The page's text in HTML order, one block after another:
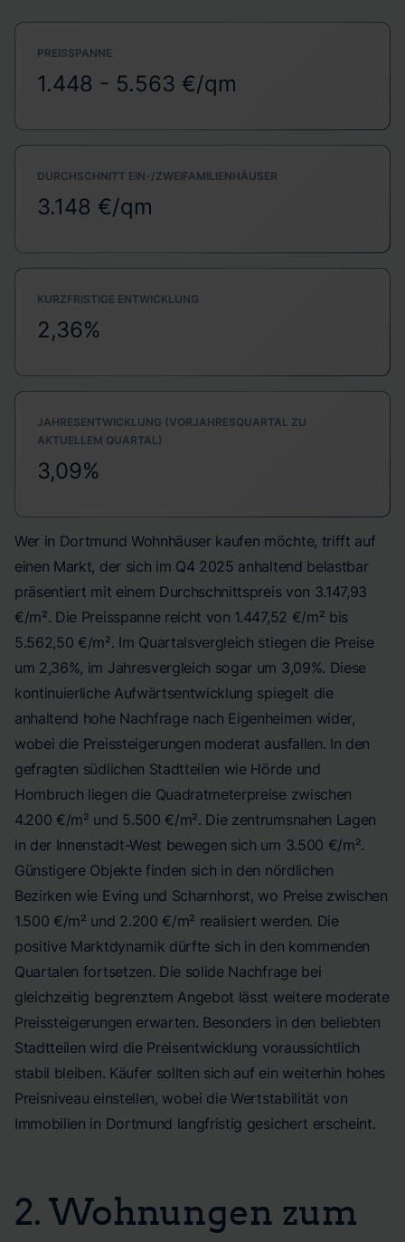
PREISSPANNE
1.448 - 5.563 €/qm
DURCHSCHNITT EIN-/ZWEIFAMILIENHÄUSER
3.148 €/qm
KURZFRISTIGE ENTWICKLUNG
2,36%
JAHRESENTWICKLUNG (VORJAHRESQUARTAL ZU
AKTUELLEM QUARTAL)
3,09%
Wer in Dortmund Wohnhäuser kaufen möchte, trifft auf
einen Markt, der sich im Q4 2025 anhaltend belastbar
präsentiert mit einem Durchschnittspreis von 3.147,93
€/m². Die Preisspanne reicht von 1.447,52 €/m² bis
5.562,50 €/m². Im Quartalsvergleich stiegen die Preise
um 2,36%, im Jahresvergleich sogar um 3,09%. Diese
kontinuierliche Aufwärtsentwicklung spiegelt die
anhaltend hohe Nachfrage nach Eigenheimen wider,
wobei die Preissteigerungen moderat ausfallen. In den
gefragten südlichen Stadtteilen wie Hörde und
Hombruch liegen die Quadratmeterpreise zwischen
4.200 €/m² und 5.500 €/m². Die zentrumsnahen Lagen
in der Innenstadt-West bewegen sich um 3.500 €/m².
Günstigere Objekte finden sich in den nördlichen
Bezirken wie Eving und Scharnhorst, wo Preise zwischen
1.500 €/m² und 2.200 €/m² realisiert werden. Die
positive Marktdynamik dürfte sich in den kommenden
Quartalen fortsetzen. Die solide Nachfrage bei
gleichzeitig begrenztem Angebot lässt weitere moderate
Preissteigerungen erwarten. Besonders in den beliebten
Stadtteilen wird die Preisentwicklung voraussichtlich
stabil bleiben. Käufer sollten sich auf ein weiterhin hohes
Preisniveau einstellen, wobei die Wertstabilität von
Immobilien in Dortmund langfristig gesichert erscheint.
2. Wohnungen zum